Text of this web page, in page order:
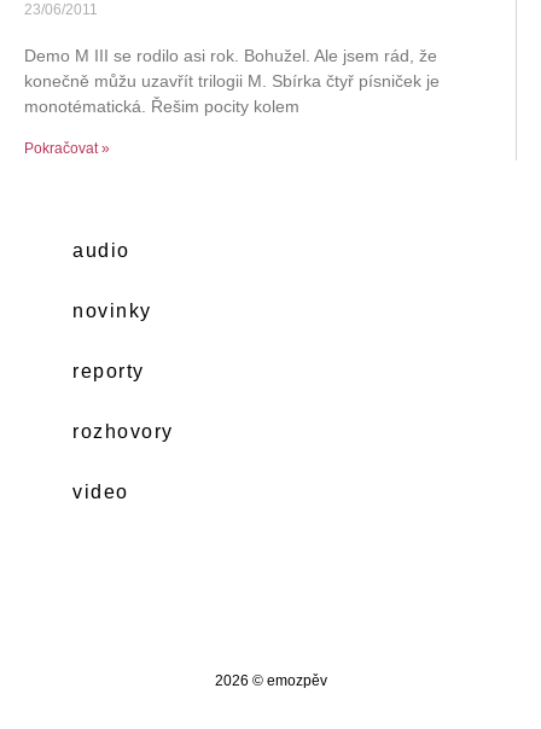
23/06/2011
Demo M III se rodilo asi rok. Bohužel. Ale jsem rád, že
konečně můžu uzavřít trilogii M. Sbírka čtyř písniček je
monotématická. Řešim pocity kolem
Pokračovat »
audio
novinky
reporty
rozhovory
video
2026 © emozpěv